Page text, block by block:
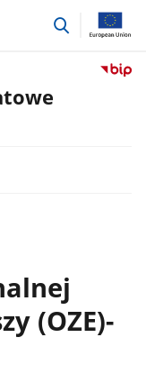
przejdź
Przejdź
(OZE)-